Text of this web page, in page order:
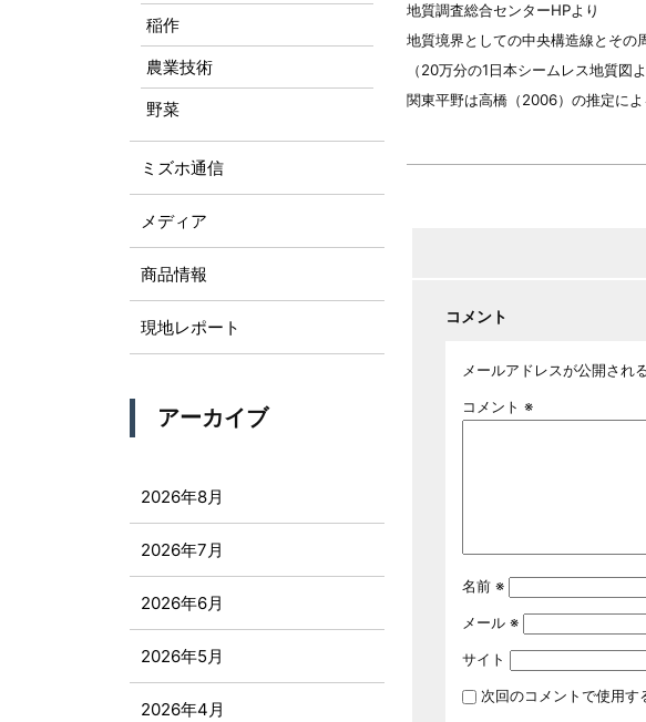
地質調査総合センターHPより
地質境界としての中央構造線とその
（20万分の1日本シームレス地質図
関東平野は高橋（2006）の推定によ
コメント
メールアドレスが公開され
コメント ※
名前 ※
メール ※
サイト
次回のコメントで使用す
稲作
農業技術
野菜
ミズホ通信
メディア
商品情報
現地レポート
アーカイブ
2026年8月
2026年7月
2026年6月
2026年5月
2026年4月